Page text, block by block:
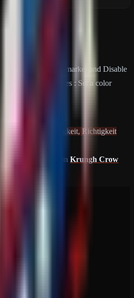
a colored map marker and Disable
Features : Set a color
auf Vollständigkeit, Richtigkeit
von Krungh Crow